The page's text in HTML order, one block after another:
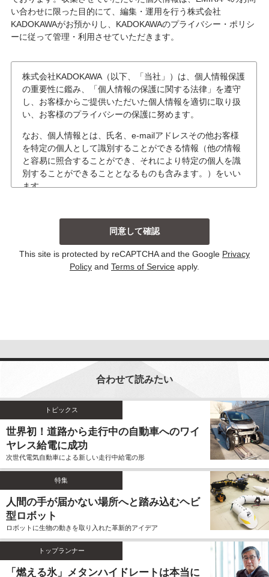
い合わせに限った目的にて、編集・運用を行う株式会社
KADOKAWAがお預かりし、KADOKAWAのプライバシー・ポリシ
ーに従って管理・利用させていただきます。
株式会社KADOKAWA（以下、「当社」）は、個人情報保護
の重要性に鑑み、「個人情報の保護に関する法律」を遵守
し、お客様からご提供いただいた個人情報を適切に取り扱
い、お客様のプライバシーの保護に努めます。
なお、個人情報とは、氏名、e-mailアドレスその他お客様
を特定の個人として識別することができる情報（他の情報
と容易に照合することができ、それにより特定の個人を識
別することができることとなるものも含みます。）をいい
ます。
当社は、主に以下の場合にお客様から個人情報を収集
しております。収集した個人情報の利用目的について
は以下の通りです。その他、個別の利用目的がある場
合には、その都度明示しております。
るために、個人情報を利用する場合がございます。こ
の資料自体は、統計的な資料であり、個人を識別する
ことができる個人情報は含まれません。
てお客様から個人情報を収集することはいたしませ
ん。また、不正な手段により個人情報を収集すること
もいたしません。
お客様よりご提供いただきました個人情報は、法令の
定めのある場合を除いて、お客様の事前のご同意をい
ただくことなく、予め明示した利用目的以外に使用し
ません。
個人情報の利用、管理について
当社では、お客様よりご提供いただきました個人情報
を厳重に保管、管理し、個人情報の漏洩、滅失、毀損
を防止するため、必要かつ適切な安全管理措置を講じ
ます。
お客様よりご提供いただきました個人情報は、その利
This site is protected by reCAPTCHA and the Google Privacy
Policy and Terms of Service apply.
合わせて読みたい
トピックス
世界初！道路から走行中の自動車へのワイ
ヤレス給電に成功
次世代電気自動車による新しい走行中給電の形
特集
人間の手が届かない場所へと踏み込むヘビ
型ロボット
ロボットに生物の動きを取り入れた革新的アイデア
トップランナー
「燃える氷」メタンハイドレートは本当に